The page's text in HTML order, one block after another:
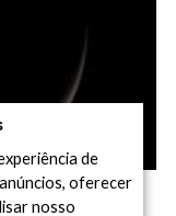
de
oferecer
nosso